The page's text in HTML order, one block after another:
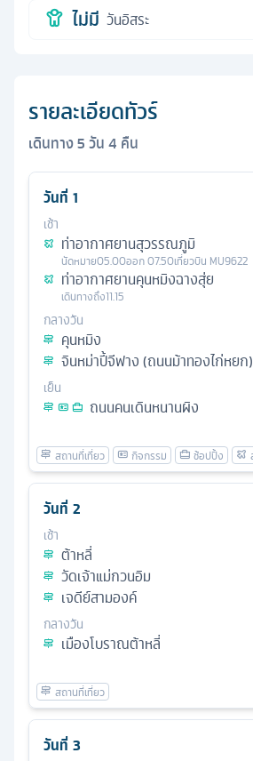
ไม่มี วันอิสระ
รายละเอียดทัวร์
เดินทาง5วัน4 คืน
วันที่ 1
เช้า
ท่าอากาศยานสุวรรณภูมิ
นัดหมาย05.00ออก07.50เที่ยวบิน MU9622
ท่าอากาศยานคุนหมิงฉางสุ่ย
เดินทางถึง11.15
กลางวัน
คุนหมิง
จินหม่าปี้จีฟาง (ถนนม้าทองไก่หยก)
เย็น
ถนนคนเดินหนานผิง
วันที่ 2
เช้า
ต้าหลี่
วัดเจ้าแม่กวนอิม
เจดีย์สามองค์
กลางวัน
เมืองโบราณต้าหลี่
วันที่ 3